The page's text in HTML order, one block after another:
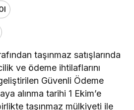
taşınmaz satışlarında
ve ödeme ihtilaflarını
Güvenli Ödeme
alınma tarihi 1 Ekim’e
taşınmaz mülkiyeti ile